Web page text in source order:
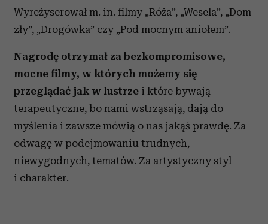
Wyreżyserował m. in. filmy „Róża”, „Wesela”, „Dom
zły”, „Drogówka” czy „Pod mocnym aniołem”.
Nagrodę otrzymał za bezkompromisowe,
mocne filmy, w których możemy się
przeglądać jak w lustrze i które bywają
terapeutyczne, bo nami wstrząsają, dają do
myślenia i zawsze mówią o nas jakąś prawdę. Za
odwagę w podejmowaniu trudnych,
niewygodnych, tematów. Za artystyczny styl
i charakter.